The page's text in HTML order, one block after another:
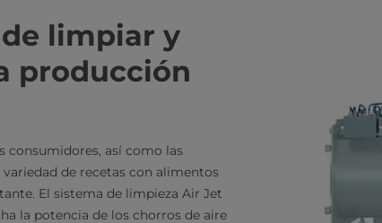
limpiar y
producción
consumidores, así como las
de recetas con alimentos
El sistema de limpieza Air Jet
la potencia de los chorros de aire